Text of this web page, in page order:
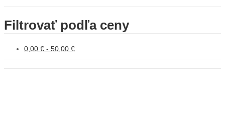
Filtrovať podľa ceny
0,00 € - 50,00 €